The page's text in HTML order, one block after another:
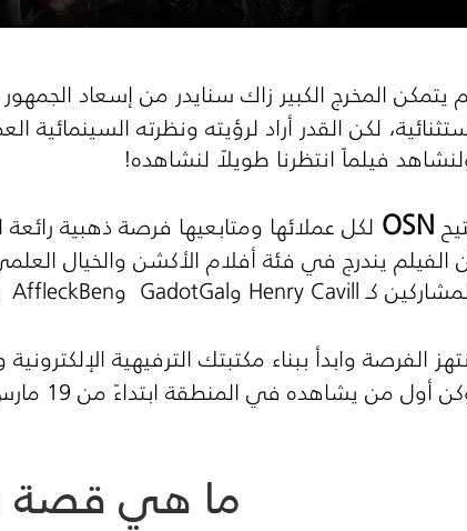
يتمكن المخرج الكبير زاك سنايدر من إسعاد
لكن القدر أراد لرؤيته ونظرته
فيلماً انتظرنا طويلاً لنشاهده!
OSN لكل عملائها ومتابعيها فرصة ذهبية رائعة
كـHenry Cavill وGal
Gadot وBen
Affleck
الفرصة وابدأ ببناء مكتبتك الترفيهية
أول من يشاهده في المنطقة ابتداءً من 19 مارس الساعة 12:00 ظهراً بتوقيت السعودية!
ما هي قصة